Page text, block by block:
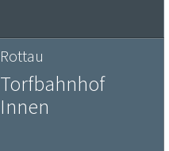
Rottau
Torfbahnhof
Innen